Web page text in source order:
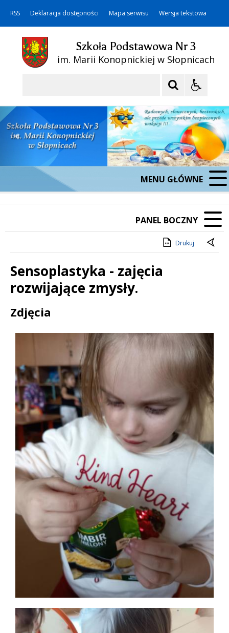
RSS Deklaracja dostępności Mapa serwisu Wersja tekstowa
Szkoła Podstawowa Nr 3
im. Marii Konopnickiej w Słopnicach
MENU GŁÓWNE
PANEL BOCZNY
Drukuj
Sensoplastyka - zajęcia
rozwijające zmysły.
Treść
Zdjęcia